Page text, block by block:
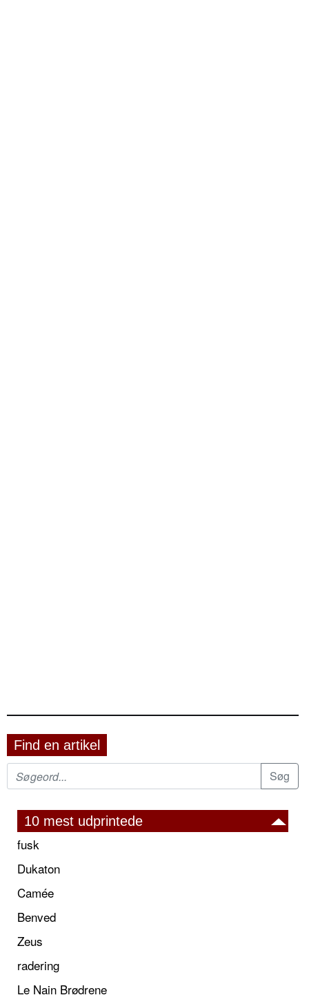
Find en artikel
10 mest udprintede
fusk
Dukaton
Camée
Benved
Zeus
radering
Le Nain Brødrene